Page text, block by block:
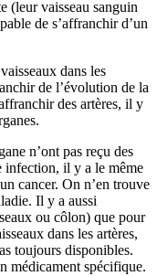
(leur vaisseau sanguin
de s’affranchir d’un
dans les
de l’évolution de la
des artères, il y
n’ont pas reçu des
infection, il y a le même
cancer. On n’en trouve
Il y a aussi
ou côlon) que pour
dans les artères,
toujours disponibles.
médicament spécifique.